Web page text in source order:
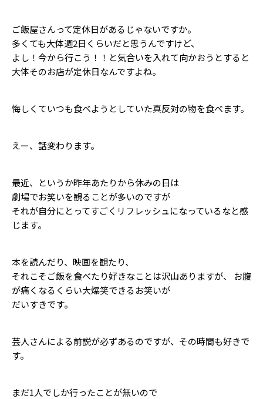
Follow us
新規会員登録・ログイン
ご飯屋さんって定休日があるじゃないですか。
多くても大体週2日くらいだと思うんですけど、
よし！今から行こう！！と気合いを入れて向かおうとすると
大体そのお店が定休日なんですよね。
悔しくていつも食べようとしていた真反対の物を食べます。
えー、話変わります。
最近、というか昨年あたりから休みの日は
劇場でお笑いを観ることが多いのですが
それが自分にとってすごくリフレッシュになっているなと感
じます。
本を読んだり、映画を観たり、
それこそご飯を食べたり好きなことは沢山ありますが、 お腹
が痛くなるくらい大爆笑できるお笑いが
だいすきです。
芸人さんによる前説が必ずあるのですが、その時間も好きで
す。
まだ1人でしか行ったことが無いので